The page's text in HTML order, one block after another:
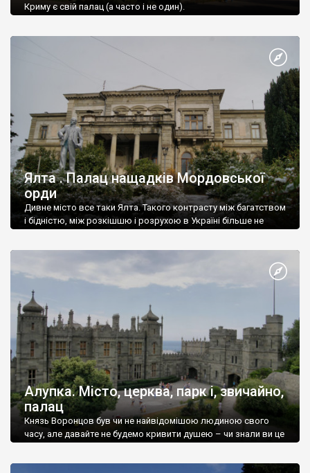
Криму є свій палац (а часто і не один).
Ялта . Палац нащадків Мордовської
орди
Дивне місто все таки Ялта. Такого контрасту між багатством
і бідністю, між розкішшю і розрухою в Україні більше не
Алупка. Місто, церква, парк і, звичайно,
палац
Князь Воронцов був чи не найвідомішою людиною свого
часу, але давайте не будемо кривити душею – чи знали ви це